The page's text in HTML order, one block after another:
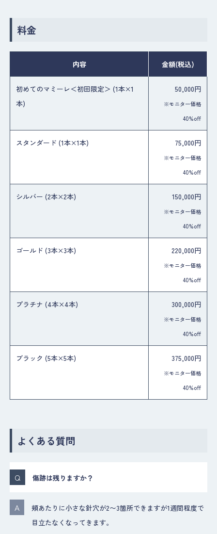
料金
内容 金額(税込)
初めてのマミーレ＜初回限定＞ (1本×1
本)
50,000円
※モニター価格
40%off
スタンダード (1本×1本) 75,000円
※モニター価格
40%off
シルバー (2本×2本) 150,000円
※モニター価格
40%off
ゴールド (3本×3本) 220,000円
※モニター価格
40%off
プラチナ (4本×4本) 300,000円
※モニター価格
40%off
ブラック (5本×5本) 375,000円
※モニター価格
40%off
よくある質問
傷跡は残りますか？
頬あたりに小さな針穴が2〜3箇所できますが1週間程度で
目立たなくなってきます。